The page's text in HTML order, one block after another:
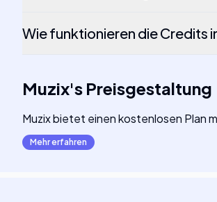
Wie funktionieren die Credits
Muzix's Preisgestaltung
Muzix bietet einen kostenlosen Plan
Mehr erfahren